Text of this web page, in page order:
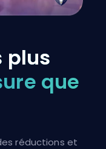
plus
que
réductions et